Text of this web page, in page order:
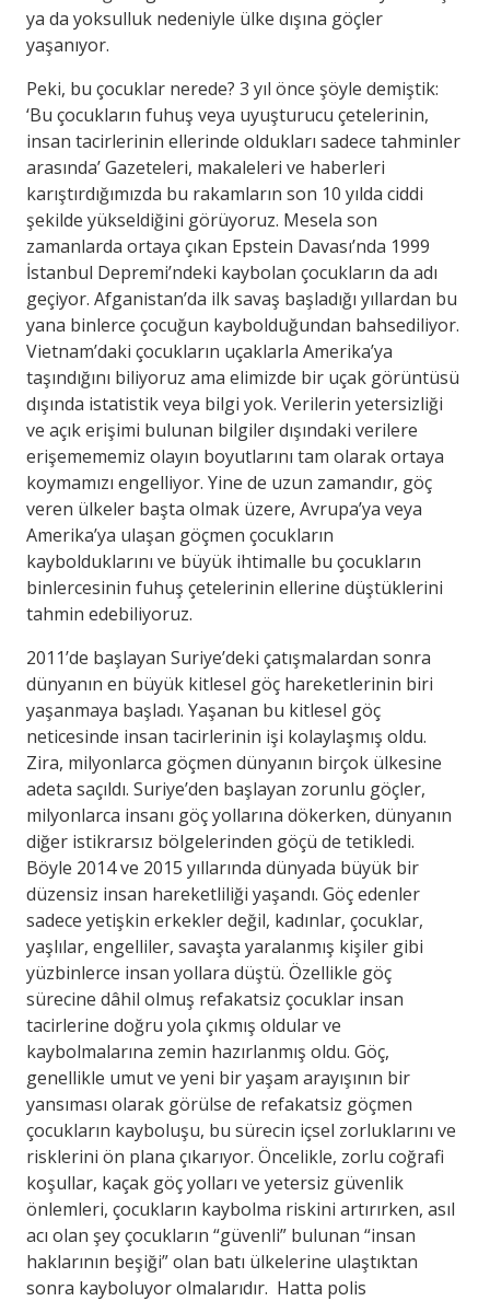
ya da yoksulluk nedeniyle ülke dışına göçler
yaşanıyor.
Peki, bu çocuklar nerede? 3 yıl önce şöyle demiştik:
‘Bu çocukların fuhuş veya uyuşturucu çetelerinin,
insan tacirlerinin ellerinde oldukları sadece tahminler
arasında’ Gazeteleri, makaleleri ve haberleri
karıştırdığımızda bu rakamların son 10 yılda ciddi
şekilde yükseldiğini görüyoruz. Mesela son
zamanlarda ortaya çıkan Epstein Davası’nda 1999
İstanbul Depremi’ndeki kaybolan çocukların da adı
geçiyor. Afganistan’da ilk savaş başladığı yıllardan bu
yana binlerce çocuğun kaybolduğundan bahsediliyor.
Vietnam’daki çocukların uçaklarla Amerika’ya
taşındığını biliyoruz ama elimizde bir uçak görüntüsü
dışında istatistik veya bilgi yok. Verilerin yetersizliği
ve açık erişimi bulunan bilgiler dışındaki verilere
erişemememiz olayın boyutlarını tam olarak ortaya
koymamızı engelliyor. Yine de uzun zamandır, göç
veren ülkeler başta olmak üzere, Avrupa’ya veya
Amerika’ya ulaşan göçmen çocukların
kaybolduklarını ve büyük ihtimalle bu çocukların
binlercesinin fuhuş çetelerinin ellerine düştüklerini
tahmin edebiliyoruz.
2011’de başlayan Suriye’deki çatışmalardan sonra
dünyanın en büyük kitlesel göç hareketlerinin biri
yaşanmaya başladı. Yaşanan bu kitlesel göç
neticesinde insan tacirlerinin işi kolaylaşmış oldu.
Zira, milyonlarca göçmen dünyanın birçok ülkesine
adeta saçıldı. Suriye’den başlayan zorunlu göçler,
milyonlarca insanı göç yollarına dökerken, dünyanın
diğer istikrarsız bölgelerinden göçü de tetikledi.
Böyle 2014 ve 2015 yıllarında dünyada büyük bir
düzensiz insan hareketliliği yaşandı. Göç edenler
sadece yetişkin erkekler değil, kadınlar, çocuklar,
yaşlılar, engelliler, savaşta yaralanmış kişiler gibi
yüzbinlerce insan yollara düştü. Özellikle göç
sürecine dâhil olmuş refakatsiz çocuklar insan
tacirlerine doğru yola çıkmış oldular ve
kaybolmalarına zemin hazırlanmış oldu. Göç,
genellikle umut ve yeni bir yaşam arayışının bir
yansıması olarak görülse de refakatsiz göçmen
çocukların kayboluşu, bu sürecin içsel zorluklarını ve
risklerini ön plana çıkarıyor. Öncelikle, zorlu coğrafi
koşullar, kaçak göç yolları ve yetersiz güvenlik
önlemleri, çocukların kaybolma riskini artırırken, asıl
acı olan şey çocukların “güvenli” bulunan “insan
haklarının beşiği” olan batı ülkelerine ulaştıktan
sonra kayboluyor olmalarıdır. Hatta polis